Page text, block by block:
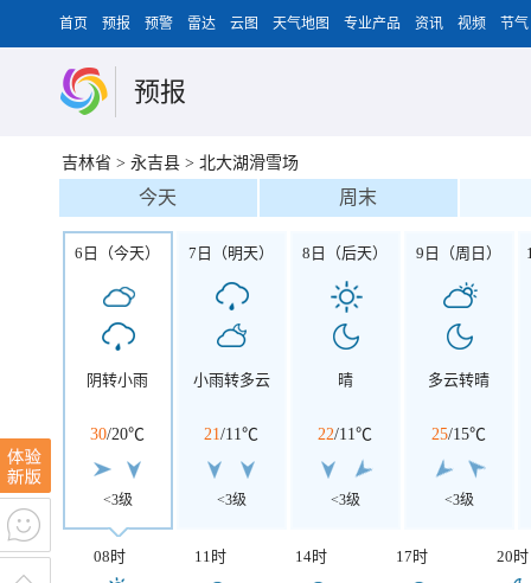
首页 预报 预警 雷达 云图 天气地图 专业产品 资讯 视频 节气
预报
吉林省 > 永吉县 > 北大湖滑雪场
今天 周末
6日（今天）
阴转小雨
30/20℃
<3级
7日（明天）
小雨转多云
21/11℃
<3级
8日（后天）
晴
22/11℃
<3级
9日（周日）
多云转晴
25/15℃
<3级
08时 11时 14时 17时 20时